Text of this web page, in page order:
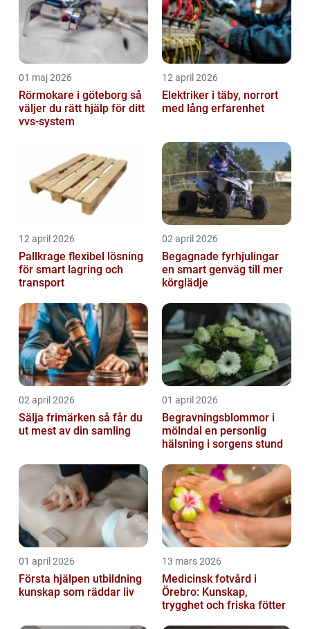
01 maj 2026
Rörmokare i göteborg så
väljer du rätt hjälp för ditt
vvs-system
12 april 2026
Elektriker i täby, norrort
med lång erfarenhet
12 april 2026
Pallkrage flexibel lösning
för smart lagring och
transport
02 april 2026
Begagnade fyrhjulingar
en smart genväg till mer
körglädje
02 april 2026
Sälja frimärken så får du
ut mest av din samling
01 april 2026
Begravningsblommor i
mölndal en personlig
hälsning i sorgens stund
01 april 2026
Första hjälpen utbildning
kunskap som räddar liv
13 mars 2026
Medicinsk fotvård i
Örebro: Kunskap,
trygghet och friska fötter